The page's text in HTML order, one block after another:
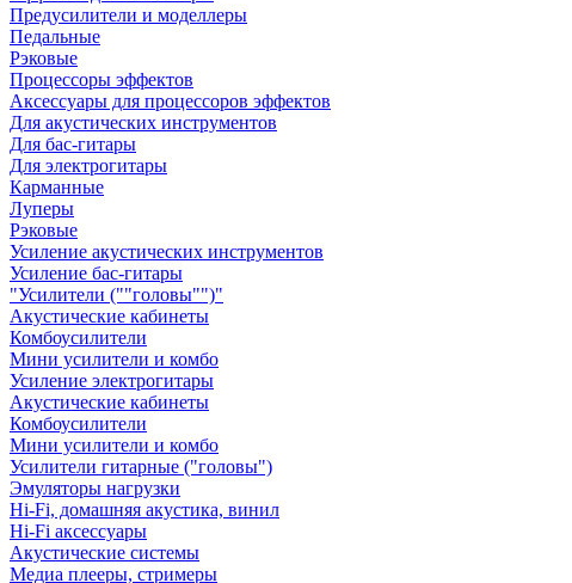
Предусилители и моделлеры
Педальные
Рэковые
Процессоры эффектов
Аксессуары для процессоров эффектов
Для акустических инструментов
Для бас-гитары
Для электрогитары
Карманные
Луперы
Рэковые
Усиление акустических инструментов
Усиление бас-гитары
"Усилители (""головы"")"
Акустические кабинеты
Комбоусилители
Мини усилители и комбо
Усиление электрогитары
Акустические кабинеты
Комбоусилители
Мини усилители и комбо
Усилители гитарные ("головы")
Эмуляторы нагрузки
Hi-Fi, домашняя акустика, винил
Hi-Fi аксессуары
Акустические системы
Медиа плееры, стримеры